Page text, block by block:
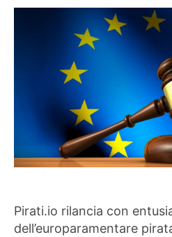
Pirati.io rilancia con
dell’europaramentare